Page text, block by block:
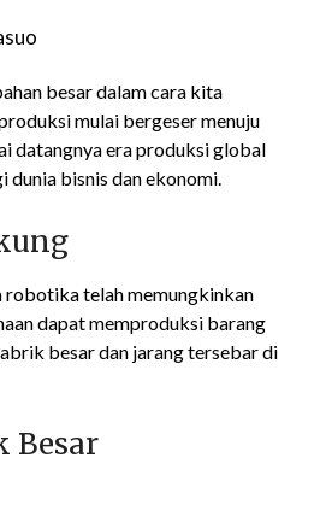
besar dalam cara kita
mulai bergeser menuju
datangnya era produksi global
dunia bisnis dan ekonomi.
robotika telah memungkinkan
dapat memproduksi barang
besar dan jarang tersebar di
Besar